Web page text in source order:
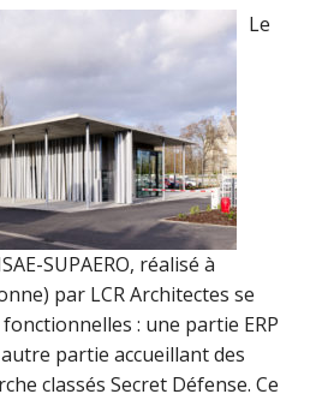
Le
SUPAERO, réalisé à
par LCR Architectes se
: une partie ERP
autre partie accueillant des
classés Secret Défense. Ce